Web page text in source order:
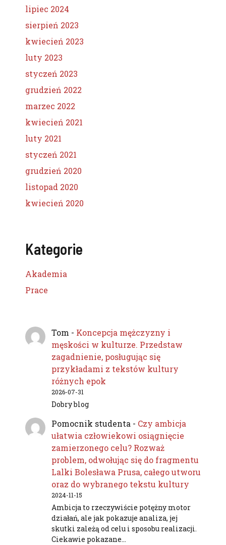
lipiec 2024
sierpień 2023
kwiecień 2023
luty 2023
styczeń 2023
grudzień 2022
marzec 2022
kwiecień 2021
luty 2021
styczeń 2021
grudzień 2020
listopad 2020
kwiecień 2020
Kategorie
Akademia
Prace
Tom - Koncepcja mężczyzny i
męskości w kulturze. Przedstaw
zagadnienie, posługując się
przykładami z tekstów kultury
różnych epok
2026-07-31
Dobry blog
Pomocnik studenta - Czy ambicja
ułatwia człowiekowi osiągnięcie
zamierzonego celu? Rozważ
problem, odwołując się do fragmentu
Lalki Bolesława Prusa, całego utworu
oraz do wybranego tekstu kultury
2024-11-15
Ambicja to rzeczywiście potężny motor
działań, ale jak pokazuje analiza, jej
skutki zależą od celu i sposobu realizacji.
Ciekawie pokazane…